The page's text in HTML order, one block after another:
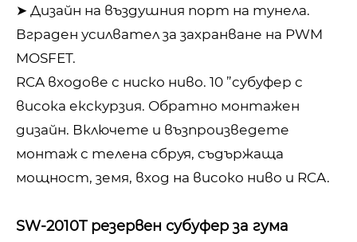
➤ Дизайн на въздушния порт на тунела.
Вграден усилвател за захранване на PWM
MOSFET.
RCA входове с ниско ниво. 10 ”субуфер с
висока екскурзия. Обратно монтажен
дизайн. Включете и възпроизведете
монтаж с телена сбруя, съдържаща
мощност, земя, вход на високо ниво и RCA.
SW-2010T резервен субуфер за гума